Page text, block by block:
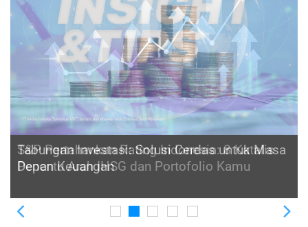
Tabungan Investasi: Solusi Cerdas untuk Masa
Depan Keuangan